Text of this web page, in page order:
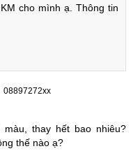
bảng
tìm ra nguyên nhân và
Kỹ thuật viên thông báo
xử lý. Tùy từng trường
cho mình ạ. Thông tin
08897272xx
thay hết bao nhiêu?
thế nào ạ?